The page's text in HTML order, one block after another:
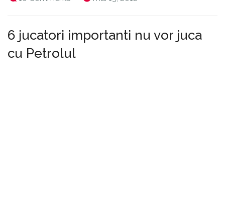
6 jucatori importanti nu vor juca
cu Petrolul